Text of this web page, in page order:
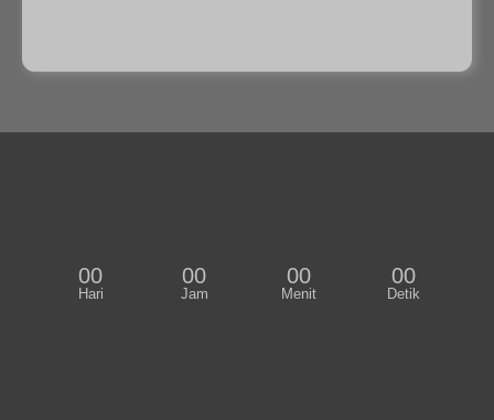
00
Hari
00
Jam
00
Menit
00
Detik